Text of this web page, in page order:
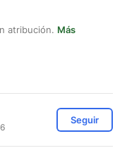
atribución. Más
Seguir